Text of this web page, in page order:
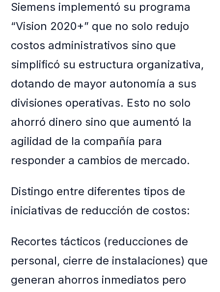
Siemens implementó su programa
“Vision 2020+” que no solo redujo
costos administrativos sino que
simplificó su estructura organizativa,
dotando de mayor autonomía a sus
divisiones operativas. Esto no solo
ahorró dinero sino que aumentó la
agilidad de la compañía para
responder a cambios de mercado.
Distingo entre diferentes tipos de
iniciativas de reducción de costos:
Recortes tácticos (reducciones de
personal, cierre de instalaciones) que
generan ahorros inmediatos pero